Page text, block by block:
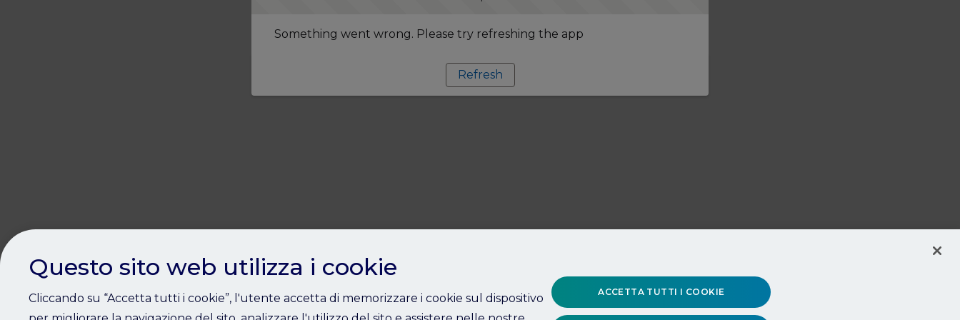
Something went wrong. Please try refreshing the app
Refresh
Questo sito web utilizza i cookie
Cliccando su “Accetta tutti i cookie”, l'utente accetta di memorizzare i cookie sul dispositivo
ACCETTA TUTTI I COOKIE